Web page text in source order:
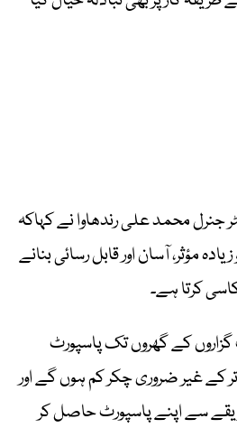
جنرل محمد علی رندھاوا نے کہاکہ
مؤثر، آسان اور قابل رسائی بنانے
کرتا ہے۔
کے گھروں تک پاسپورٹ
کے غیر ضروری چکر کم ہوں گے اور
سے اپنے پاسپورٹ حاصل کر